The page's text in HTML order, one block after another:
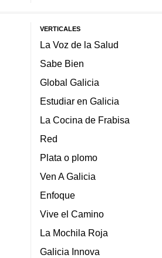
VERTICALES
La Voz de la Salud
Sabe Bien
Global Galicia
Estudiar en Galicia
La Cocina de Frabisa
Red
Plata o plomo
Ven A Galicia
Enfoque
Vive el Camino
La Mochila Roja
Galicia Innova